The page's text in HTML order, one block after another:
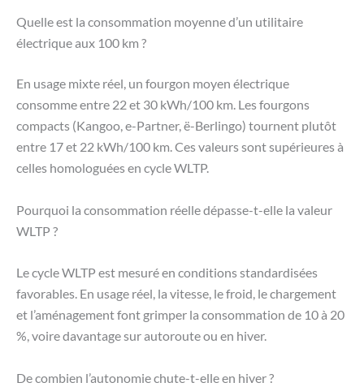
Quelle est la consommation moyenne d’un utilitaire
électrique aux 100 km ?
En usage mixte réel, un fourgon moyen électrique
consomme entre 22 et 30 kWh/100 km. Les fourgons
compacts (Kangoo, e-Partner, ë-Berlingo) tournent plutôt
entre 17 et 22 kWh/100 km. Ces valeurs sont supérieures à
celles homologuées en cycle WLTP.
Pourquoi la consommation réelle dépasse-t-elle la valeur
WLTP ?
Le cycle WLTP est mesuré en conditions standardisées
favorables. En usage réel, la vitesse, le froid, le chargement
et l’aménagement font grimper la consommation de 10 à 20
%, voire davantage sur autoroute ou en hiver.
De combien l’autonomie chute-t-elle en hiver ?